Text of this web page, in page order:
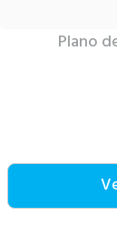
Plano